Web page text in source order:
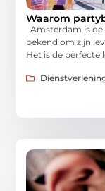
Waarom
Amsterdam is
bekend om zijn
Het is de perfecte